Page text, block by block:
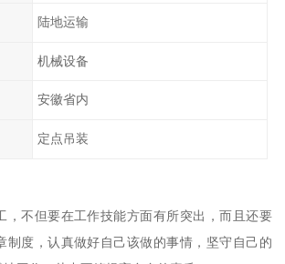
陆地运输
机械设备
安徽省内
定点吊装
，不但要在工作技能方面有所突出，而且还要
制度，认真做好自己该做的事情，坚守自己的